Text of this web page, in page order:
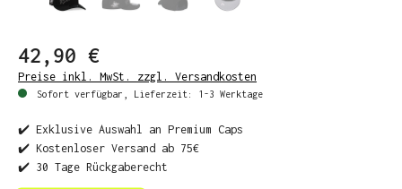
42,90 €
Preise inkl. MwSt. zzgl. Versandkosten
Sofort verfügbar, Lieferzeit: 1-3 Werktage
✔️ Exklusive Auswahl an Premium Caps
✔️ Kostenloser Versand ab 75€
✔️ 30 Tage Rückgaberecht